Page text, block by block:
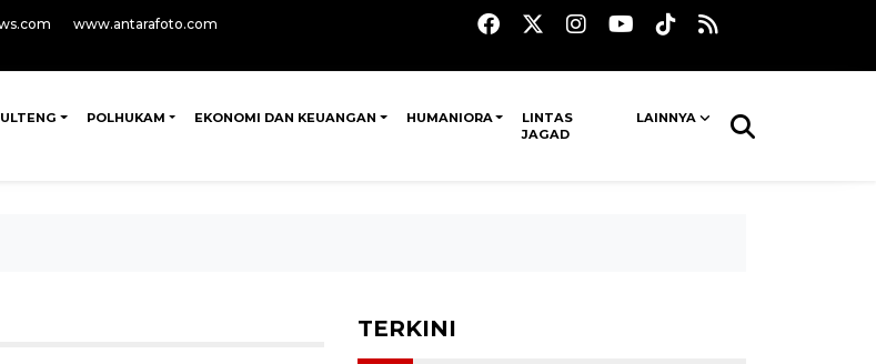
www.antarafoto.com
POLHUKAM EKONOMI DAN KEUANGAN HUMANIORA
LINTAS
JAGAD
LAINNYA
TERKINI